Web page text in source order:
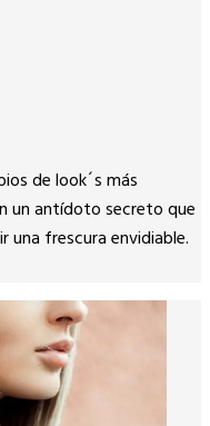
de look´s más
un antídoto secreto que
una frescura envidiable.